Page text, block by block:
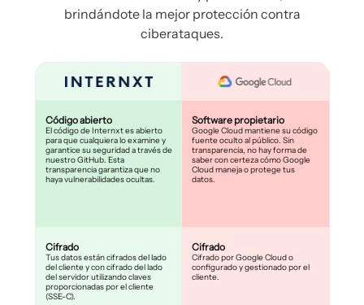
brindándote la mejor protección contra
ciberataques.
Código abierto
El código de Internxt es abierto
para que cualquiera lo examine y
garantice su seguridad a través de
nuestro GitHub. Esta
transparencia garantiza que no
haya vulnerabilidades ocultas.
Cifrado
Tus datos están cifrados del lado
del cliente y con cifrado del lado
del servidor utilizando claves
proporcionadas por el cliente
(SSE-C).
Software propietario
Google Cloud mantiene su código
fuente oculto al público. Sin
transparencia, no hay forma de
saber con certeza cómo Google
Cloud maneja o protege tus
datos.
Cifrado
Cifrado por Google Cloud o
configurado y gestionado por el
cliente.